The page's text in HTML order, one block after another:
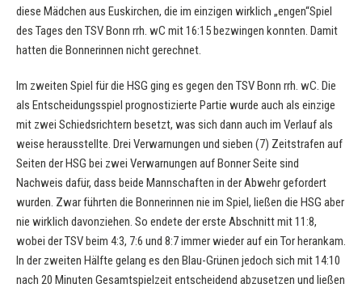
diese Mädchen aus Euskirchen, die im einzigen wirklich „engen“Spiel
des Tages den TSV Bonn rrh. wC mit 16:15 bezwingen konnten. Damit
hatten die Bonnerinnen nicht gerechnet.
Im zweiten Spiel für die HSG ging es gegen den TSV Bonn rrh. wC. Die
als Entscheidungsspiel prognostizierte Partie wurde auch als einzige
mit zwei Schiedsrichtern besetzt, was sich dann auch im Verlauf als
weise herausstellte. Drei Verwarnungen und sieben (7) Zeitstrafen auf
Seiten der HSG bei zwei Verwarnungen auf Bonner Seite sind
Nachweis dafür, dass beide Mannschaften in der Abwehr gefordert
wurden. Zwar führten die Bonnerinnen nie im Spiel, ließen die HSG aber
nie wirklich davonziehen. So endete der erste Abschnitt mit 11:8,
wobei der TSV beim 4:3, 7:6 und 8:7 immer wieder auf ein Tor herankam.
In der zweiten Hälfte gelang es den Blau-Grünen jedoch sich mit 14:10
nach 20 Minuten Gesamtspielzeit entscheidend abzusetzen und ließen